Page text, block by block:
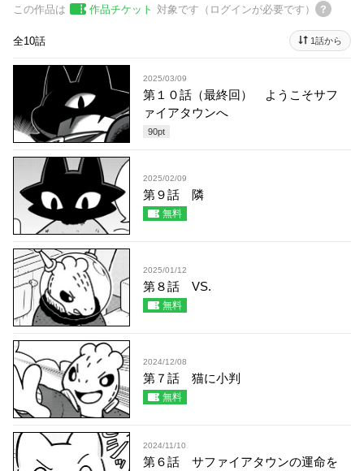
この作品は 作品チケット 対象です（ログインが必要です）
全10話 1話から
2025/03/09
第１０話（最終回） ようこそサフ
ァイアタウンへ
90pt
2025/02/09
第９話 隣
無料
2025/01/12
第８話 VS.
無料
2024/12/08
第７話 猫に小判
無料
2024/11/10
第６話 サファイアタウンの運命を